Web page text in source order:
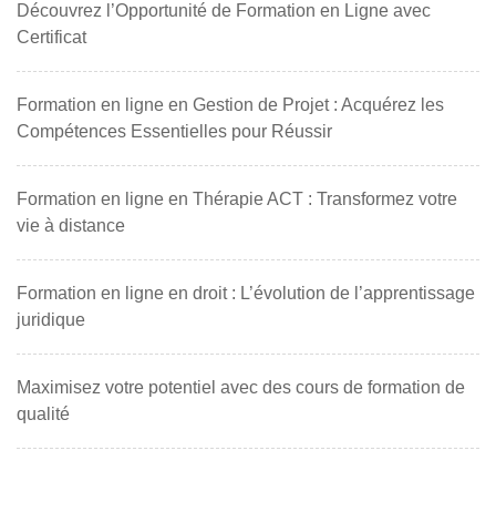
Découvrez l’Opportunité de Formation en Ligne avec
Certificat
Formation en ligne en Gestion de Projet : Acquérez les
Compétences Essentielles pour Réussir
Formation en ligne en Thérapie ACT : Transformez votre
vie à distance
Formation en ligne en droit : L’évolution de l’apprentissage
juridique
Maximisez votre potentiel avec des cours de formation de
qualité